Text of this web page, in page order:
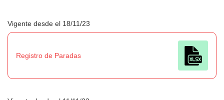
Vigente desde el 18/11/23
Registro de Paradas